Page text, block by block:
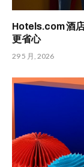
Hotels.com 酒
更省心
29 5 月, 2026